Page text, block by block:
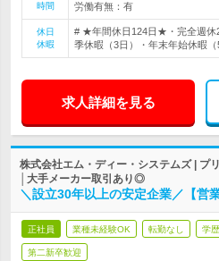
時間
労働有無：有
休日
休暇
# ★年間休日124日★・完全週休
季休暇（3日）・年末年始休暇（
求人詳細を見る
株式会社エム・ディー・システムズ | プ
│大手メーカー取引あり◎
＼設立30年以上の安定企業／【
正社員 業種未経験OK 転勤なし 学
第二新卒歓迎